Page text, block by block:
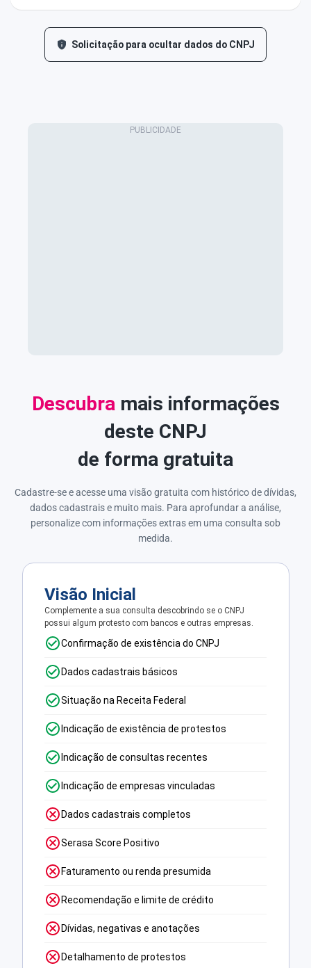
Solicitação para ocultar dados do CNPJ
Descubra mais informações
deste CNPJ
de forma gratuita
Cadastre-se e acesse uma visão gratuita com histórico de dívidas,
dados cadastrais e muito mais. Para aprofundar a análise,
personalize com informações extras em uma consulta sob
medida.
Visão Inicial
Complemente a sua consulta descobrindo se o CNPJ
possui algum protesto com bancos e outras empresas.
Confirmação de existência do CNPJ
Dados cadastrais básicos
Situação na Receita Federal
Indicação de existência de protestos
Indicação de consultas recentes
Indicação de empresas vinculadas
Dados cadastrais completos
Serasa Score Positivo
Faturamento ou renda presumida
Recomendação e limite de crédito
Dívidas, negativas e anotações
Detalhamento de protestos